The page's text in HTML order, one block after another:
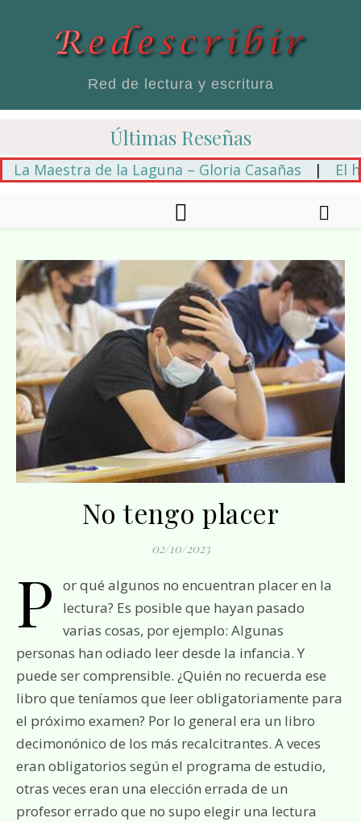
Red de lectura y escritura
Últimas Reseñas
de la Laguna – Gloria Casañas | El hilo
No tengo placer
02/10/2023
P
or qué algunos no encuentran placer en la
lectura? Es posible que hayan pasado
varias cosas, por ejemplo: Algunas
personas han odiado leer desde la infancia. Y
puede ser comprensible. ¿Quién no recuerda ese
libro que teníamos que leer obligatoriamente para
el próximo examen? Por lo general era un libro
decimonónico de los más recalcitrantes. A veces
eran obligatorios según el programa de estudio,
otras veces eran una elección errada de un
profesor errado que no supo elegir una lectura